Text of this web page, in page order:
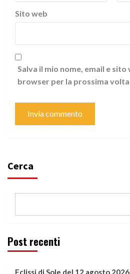
Sito web
Salva il mio nome, email e sito
browser per la prossima
Cerca
Post recenti
Eclissi di Sole del 12 agosto